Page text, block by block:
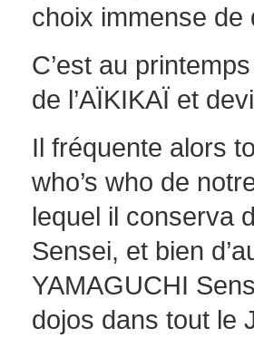
choix immense de
C’est au
de l’AÏKIKAÏ et
Il fréquente alors
who’s who de
lequel il conserva
Sensei, et bien
YAMAGUCHI
dojos dans tout le